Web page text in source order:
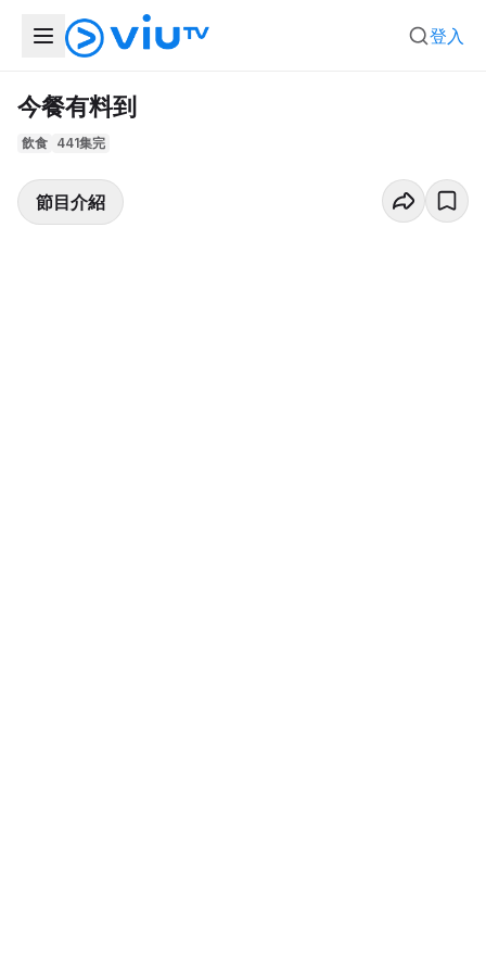
登入
今餐有料到
飲食 441集完
節目介紹